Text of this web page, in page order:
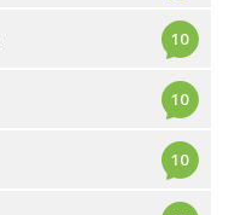
10
10
10